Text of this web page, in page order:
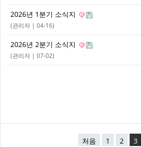
2026년 1분기 소식지
(관리자 | 04-16)
2026년 2분기 소식지
(관리자 | 07-02)
처음 1 2 3